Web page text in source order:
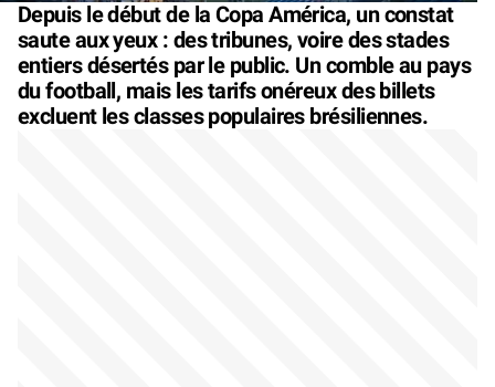
Depuis le début de la Copa América, un constat
saute aux yeux : des tribunes, voire des stades
entiers désertés par le public. Un comble au pays
du football, mais les tarifs onéreux des billets
excluent les classes populaires brésiliennes.